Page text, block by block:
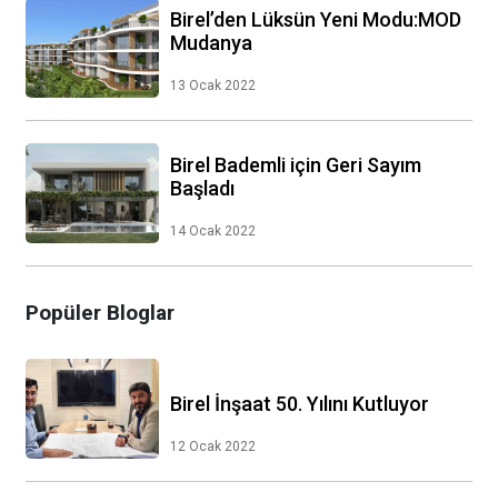
Birel’den Lüksün Yeni Modu:MOD
Mudanya
13 Ocak 2022
Birel Bademli için Geri Sayım
Başladı
14 Ocak 2022
Popüler Bloglar
Birel İnşaat 50. Yılını Kutluyor
12 Ocak 2022